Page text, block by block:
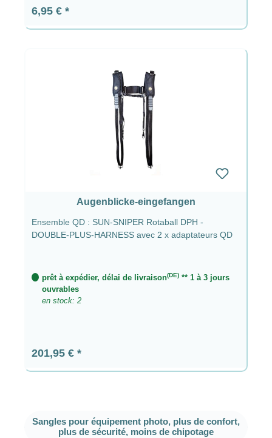
Prix régulier :
6,95 €
Augenblicke-eingefangen
Ensemble QD : SUN-SNIPER Rotaball DPH -
DOUBLE-PLUS-HARNESS avec 2 x adaptateurs QD
prêt à expédier, délai de livraison(DE) ** 1 à 3 jours
ouvrables
en stock: 2
Prix régulier :
201,95 €
Sangles pour équipement photo, plus de confort,
plus de sécurité, moins de chipotage